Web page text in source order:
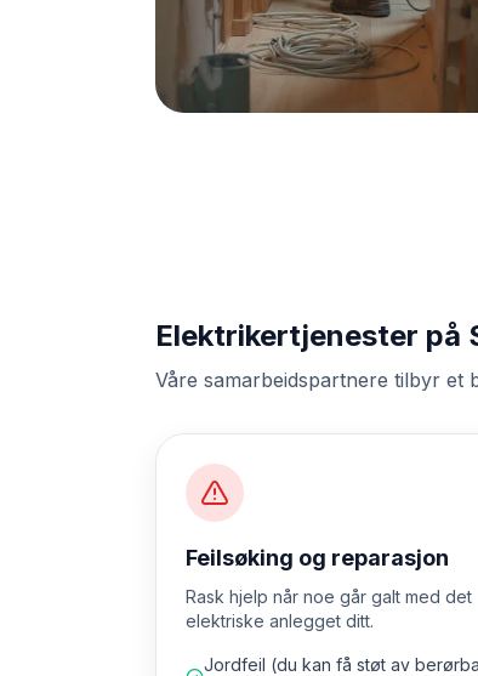
Elektrikertjenester på
Våre samarbeidspartnere tilbyr et
Feilsøking og reparasjon
Rask hjelp når noe går galt med det
elektriske anlegget ditt.
Jordfeil (du kan få støt av